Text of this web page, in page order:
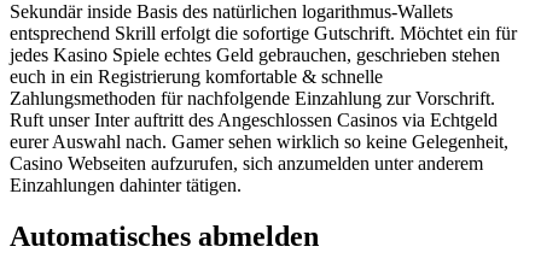
Sekundär inside Basis des natürlichen logarithmus-Wallets
entsprechend Skrill erfolgt die sofortige Gutschrift. Möchtet ein für
jedes Kasino Spiele echtes Geld gebrauchen, geschrieben stehen
euch in ein Registrierung komfortable & schnelle
Zahlungsmethoden für nachfolgende Einzahlung zur Vorschrift.
Ruft unser Inter auftritt des Angeschlossen Casinos via Echtgeld
eurer Auswahl nach. Gamer sehen wirklich so keine Gelegenheit,
Casino Webseiten aufzurufen, sich anzumelden unter anderem
Einzahlungen dahinter tätigen.
Automatisches abmelden